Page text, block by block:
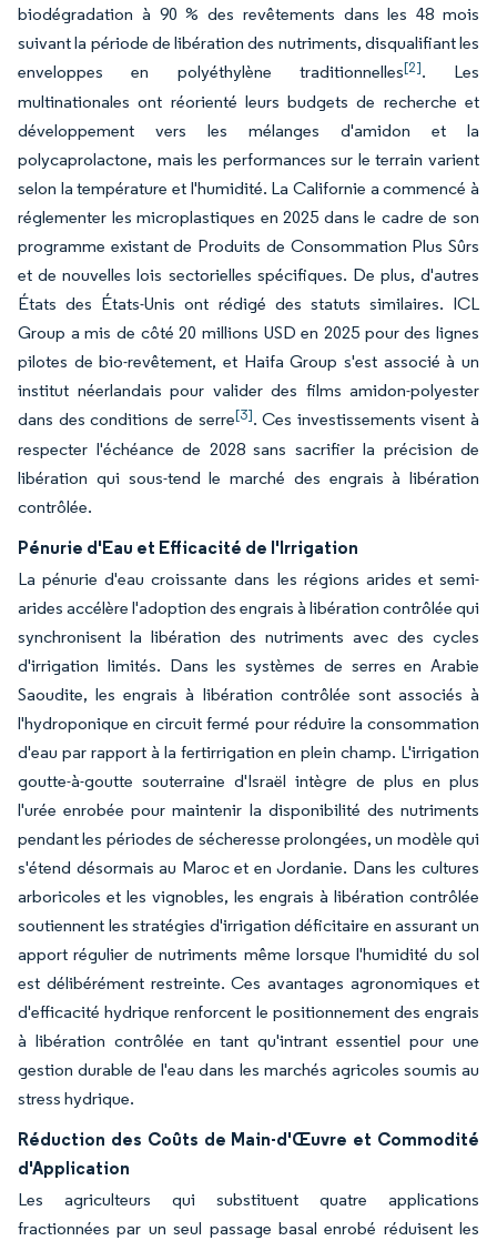
biodégradation à 90 % des revêtements dans les 48 mois
suivant la période de libération des nutriments, disqualifiant les
enveloppes en polyéthylène traditionnelles[2]. Les
multinationales ont réorienté leurs budgets de recherche et
développement vers les mélanges d'amidon et la
polycaprolactone, mais les performances sur le terrain varient
selon la température et l'humidité. La Californie a commencé à
réglementer les microplastiques en 2025 dans le cadre de son
programme existant de Produits de Consommation Plus Sûrs
et de nouvelles lois sectorielles spécifiques. De plus, d'autres
États des États-Unis ont rédigé des statuts similaires. ICL
Group a mis de côté 20 millions USD en 2025 pour des lignes
pilotes de bio-revêtement, et Haifa Group s'est associé à un
institut néerlandais pour valider des films amidon-polyester
dans des conditions de serre[3]. Ces investissements visent à
respecter l'échéance de 2028 sans sacrifier la précision de
libération qui sous-tend le marché des engrais à libération
contrôlée.
Pénurie d'Eau et Efficacité de l'Irrigation
La pénurie d'eau croissante dans les régions arides et semi-
arides accélère l'adoption des engrais à libération contrôlée qui
synchronisent la libération des nutriments avec des cycles
d'irrigation limités. Dans les systèmes de serres en Arabie
Saoudite, les engrais à libération contrôlée sont associés à
l'hydroponique en circuit fermé pour réduire la consommation
d'eau par rapport à la fertirrigation en plein champ. L'irrigation
goutte-à-goutte souterraine d'Israël intègre de plus en plus
l'urée enrobée pour maintenir la disponibilité des nutriments
pendant les périodes de sécheresse prolongées, un modèle qui
s'étend désormais au Maroc et en Jordanie. Dans les cultures
arboricoles et les vignobles, les engrais à libération contrôlée
soutiennent les stratégies d'irrigation déficitaire en assurant un
apport régulier de nutriments même lorsque l'humidité du sol
est délibérément restreinte. Ces avantages agronomiques et
d'efficacité hydrique renforcent le positionnement des engrais
à libération contrôlée en tant qu'intrant essentiel pour une
gestion durable de l'eau dans les marchés agricoles soumis au
stress hydrique.
Réduction des Coûts de Main-d'Œuvre et Commodité
d'Application
Les agriculteurs qui substituent quatre applications
fractionnées par un seul passage basal enrobé réduisent les